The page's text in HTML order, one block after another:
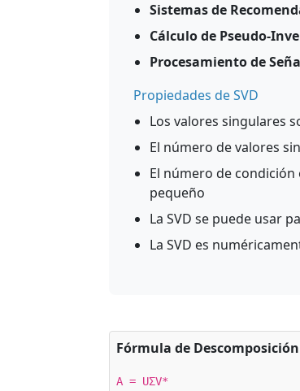
Sistemas de
Cálculo de Pseudo-
Procesamiento de
Propiedades de SVD
Los valores singulares
El número de valores
El número de
pequeño
La SVD se puede usar
La SVD es
Fórmula de
A = UΣV*